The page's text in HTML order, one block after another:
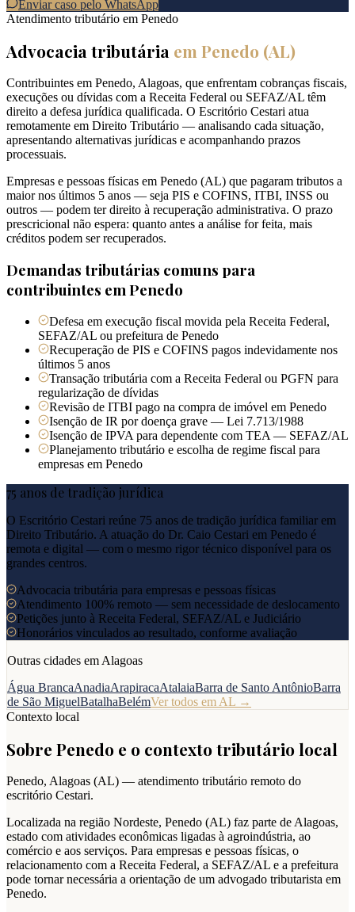
Enviar caso pelo WhatsApp
Atendimento tributário em Penedo
Advocacia tributária em Penedo (AL)
Contribuintes em Penedo, Alagoas, que enfrentam cobranças fiscais,
execuções ou dívidas com a Receita Federal ou SEFAZ/AL têm
direito a defesa jurídica qualificada. O Escritório Cestari atua
remotamente em Direito Tributário — analisando cada situação,
apresentando alternativas jurídicas e acompanhando prazos
processuais.
Empresas e pessoas físicas em Penedo (AL) que pagaram tributos a
maior nos últimos 5 anos — seja PIS e COFINS, ITBI, INSS ou
outros — podem ter direito à recuperação administrativa. O prazo
prescricional não espera: quanto antes a análise for feita, mais
créditos podem ser recuperados.
Demandas tributárias comuns para
contribuintes emPenedo
Defesa em execução fiscal movida pela Receita Federal,
SEFAZ/AL ou prefeitura de Penedo
Recuperação de PIS e COFINS pagos indevidamente nos
últimos 5 anos
Transação tributária com a Receita Federal ou PGFN para
regularização de dívidas
Revisão de ITBI pago na compra de imóvel em Penedo
Isenção de IR por doença grave — Lei 7.713/1988
Isenção de IPVA para dependente com TEA — SEFAZ/AL
Planejamento tributário e escolha de regime fiscal para
empresas em Penedo
75 anos de tradição jurídica
O Escritório Cestari reúne 75 anos de tradição jurídica familiar em
Direito Tributário. A atuação do Dr. Caio Cestari em Penedo é
remota e digital — com o mesmo rigor técnico disponível para os
grandes centros.
Advocacia tributária para empresas e pessoas físicas
Atendimento 100% remoto — sem necessidade de deslocamento
Petições junto à Receita Federal, SEFAZ/AL e Judiciário
Honorários vinculados ao resultado, conforme avaliação
Outras cidades em Alagoas
Água BrancaAnadiaArapiracaAtalaiaBarra de Santo AntônioBarra
de São MiguelBatalhaBelémVer todos em AL →
Contexto local
Sobre Penedo e o contexto tributário local
Penedo, Alagoas (AL) — atendimento tributário remoto do
escritório Cestari.
Localizada na região Nordeste, Penedo (AL) faz parte de Alagoas,
estado com atividades econômicas ligadas à agroindústria, ao
comércio e aos serviços. Para empresas e pessoas físicas, o
relacionamento com a Receita Federal, a SEFAZ/AL e a prefeitura
pode tornar necessária a orientação de um advogado tributarista em
Penedo.